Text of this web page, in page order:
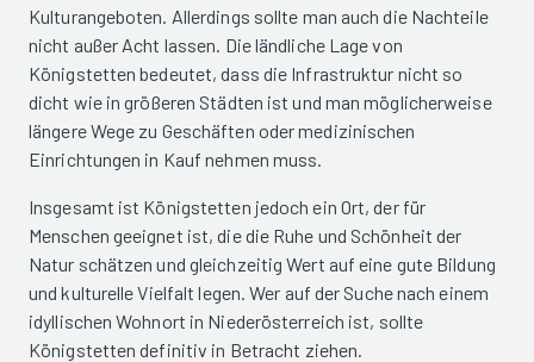
Kulturangeboten. Allerdings sollte man auch die Nachteile
nicht außer Acht lassen. Die ländliche Lage von
Königstetten bedeutet, dass die Infrastruktur nicht so
dicht wie in größeren Städten ist und man möglicherweise
längere Wege zu Geschäften oder medizinischen
Einrichtungen in Kauf nehmen muss.
Insgesamt ist Königstetten jedoch ein Ort, der für
Menschen geeignet ist, die die Ruhe und Schönheit der
Natur schätzen und gleichzeitig Wert auf eine gute Bildung
und kulturelle Vielfalt legen. Wer auf der Suche nach einem
idyllischen Wohnort in Niederösterreich ist, sollte
Königstetten definitiv in Betracht ziehen.